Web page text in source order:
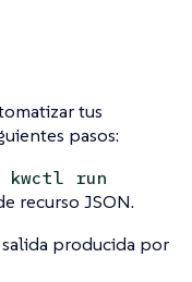
tus
pasos:
kwctl run
recurso JSON.
producida por